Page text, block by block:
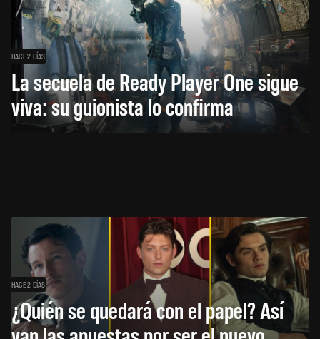
HACE 2 DÍAS
La secuela de Ready Player One sigue
viva: su guionista lo confirma
HACE 2 DÍAS
¿Quién se quedará con el papel? Así